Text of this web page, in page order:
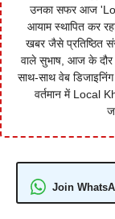
उनका सफर आज
आयाम स्थापित कर
खबर जैसे प्रतिष्ठित
वाले सुभाष, आज के दौर
साथ-साथ वेब
वर्तमान में Local
Join